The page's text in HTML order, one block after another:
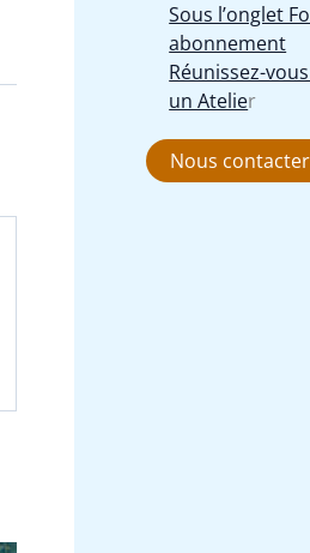
Sous l’onglet
abonnement
Réunissez-
un Atelier
Nous contacter